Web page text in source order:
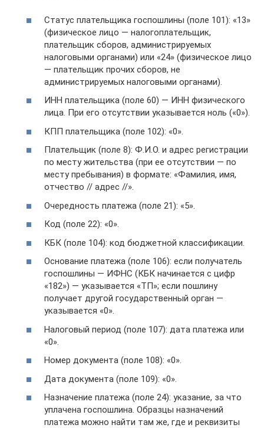
Статус плательщика госпошлины (поле 101): «13»
(физическое лицо — налогоплательщик,
плательщик сборов, администрируемых
налоговыми органами) или «24» (физическое лицо
— плательщик прочих сборов, не
администрируемых налоговыми органами).
ИНН плательщика (поле 60) — ИНН физического
лица. При его отсутствии указывается ноль («0»).
КПП плательщика (поле 102): «0».
Плательщик (поле 8): Ф.И.О. и адрес регистрации
по месту жительства (при ее отсутствии — по
месту пребывания) в формате: «Фамилия, имя,
отчество // адрес //».
Очередность платежа (поле 21): «5».
Код (поле 22): «0».
КБК (поле 104): код бюджетной классификации.
Основание платежа (поле 106): если получатель
госпошлины — ИФНС (КБК начинается с цифр
«182») — указывается «ТП»; если пошлину
получает другой государственный орган —
указывается «0».
Налоговый период (поле 107): дата платежа или
«0».
Номер документа (поле 108): «0».
Дата документа (поле 109): «0».
Назначение платежа (поле 24): указание, за что
уплачена госпошлина. Образцы назначений
платежа можно найти там же, где и реквизиты